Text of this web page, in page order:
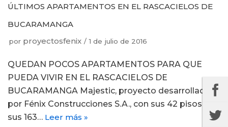
ÚLTIMOS APARTAMENTOS EN EL RASCACIELOS DE
BUCARAMANGA
por proyectosfenix 1 de julio de 2016
QUEDAN POCOS APARTAMENTOS PARA QUE
PUEDA VIVIR EN EL RASCACIELOS DE
BUCARAMANGA Majestic, proyecto desarrollado
por Fénix Construcciones S.A., con sus 42 pisos y
sus 163… Leer más »